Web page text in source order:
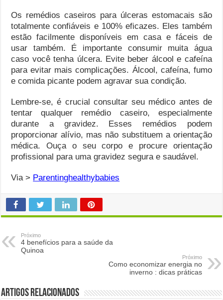
Os remédios caseiros para úlceras estomacais são
totalmente confiáveis ​​e 100% eficazes. Eles também
estão facilmente disponíveis em casa e fáceis de
usar também. É importante consumir muita água
caso você tenha úlcera. Evite beber álcool e cafeína
para evitar mais complicações. Álcool, cafeína, fumo
e comida picante podem agravar sua condição.
Lembre-se, é crucial consultar seu médico antes de
tentar qualquer remédio caseiro, especialmente
durante a gravidez. Esses remédios podem
proporcionar alívio, mas não substituem a orientação
médica. Ouça o seu corpo e procure orientação
profissional para uma gravidez segura e saudável.
Via > Parentinghealthybabies
Próximo
4 benefícios para a saúde da
Quinoa
Próximo
Como economizar energia no
inverno : dicas práticas
Artigos Relacionados